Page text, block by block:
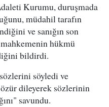
Kurumu, duruşmada
müdahil tarafın
ve sanığın son
mahkemenin hükmü
bildirdi.
söyledi ve
dileyerek sözlerinin
savundu.